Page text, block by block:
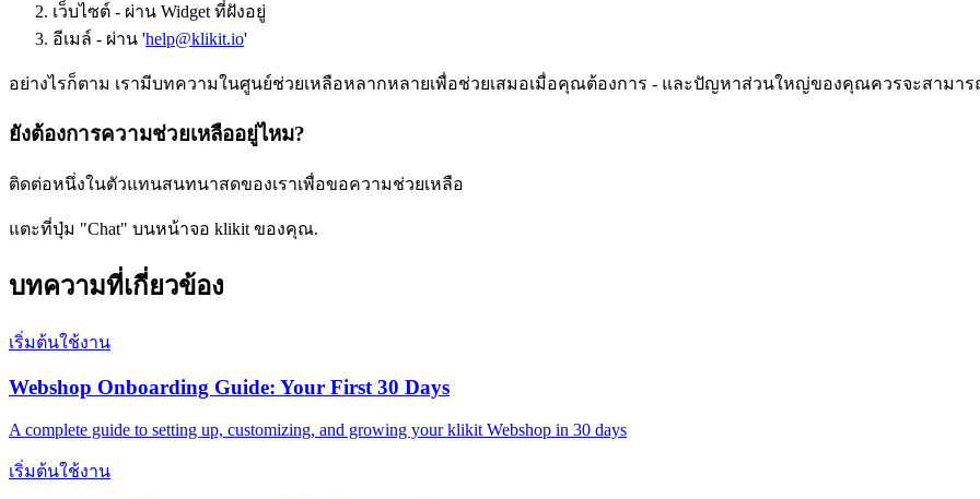
เว็บไซต์ - ผ่าน Widget ที่ฝังอยู่
อีเมล์ - ผ่าน 'help@klikit.io'
อย่างไรก็ตาม เรามีบทความในศูนย์ช่วยเหลือหลากหลายเพื่อช่วยเสมอเมื่อคุณต้องการ - และปัญหาส่วนใหญ่ของคุณควรจะสามาร
ยังต้องการความช่วยเหลืออยู่ไหม?
ติดต่อหนึ่งในตัวแทนสนทนาสดของเราเพื่อขอความช่วยเหลือ
แตะที่ปุ่ม "Chat" บนหน้าจอ klikit ของคุณ.
บทความที่เกี่ยวข้อง
เริ่มต้นใช้งาน
Webshop Onboarding Guide: Your First 30 Days
A complete guide to setting up, customizing, and growing your klikit Webshop in 30 days
เริ่มต้นใช้งาน